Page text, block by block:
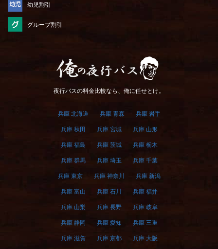
幼児割引
グループ割引
俺の夜行バス
夜行バスの料金比較なら、俺に任せとけ。
兵庫 北海道 兵庫 青森 兵庫 岩手
兵庫 秋田 兵庫 宮城 兵庫 山形
兵庫 福島 兵庫 茨城 兵庫 栃木
兵庫 群馬 兵庫 埼玉 兵庫 千葉
兵庫 東京 兵庫 神奈川 兵庫 新潟
兵庫 富山 兵庫 石川 兵庫 福井
兵庫 山梨 兵庫 長野 兵庫 岐阜
兵庫 静岡 兵庫 愛知 兵庫 三重
兵庫 滋賀 兵庫 京都 兵庫 大阪